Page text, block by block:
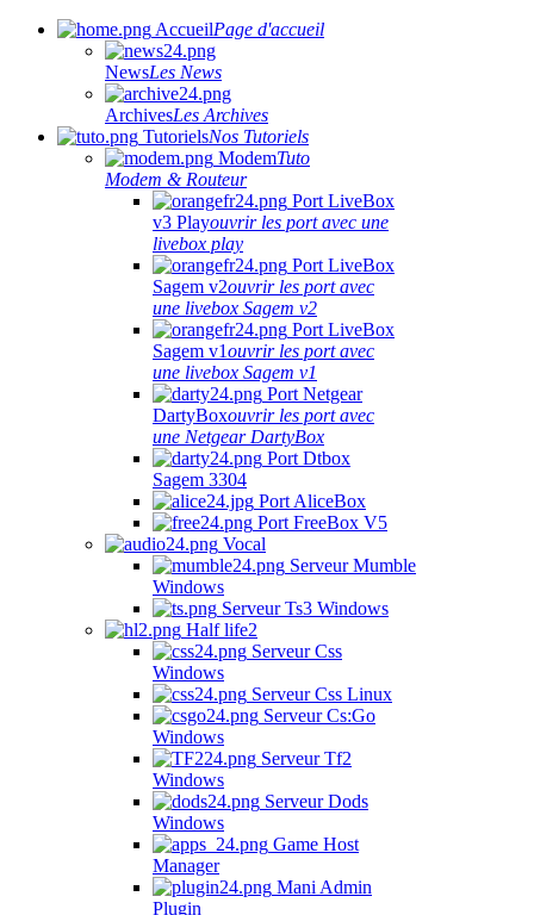
AccueilPage d'accueil
NewsLes News
ArchivesLes Archives
TutorielsNos Tutoriels
ModemTuto
Modem & Routeur
Port LiveBox
v3 Playouvrir les port avec une
livebox play
Port LiveBox
Sagem v2ouvrir les port avec
une livebox Sagem v2
Port LiveBox
Sagem v1ouvrir les port avec
une livebox Sagem v1
Port Netgear
DartyBoxouvrir les port avec
une Netgear DartyBox
Port Dtbox
Sagem 3304
Port AliceBox
Port FreeBox V5
Vocal
Serveur Mumble
Windows
Serveur Ts3 Windows
Half life2
Serveur Css
Windows
Serveur Css Linux
Serveur Cs:Go
Windows
Serveur Tf2
Windows
Serveur Dods
Windows
Game Host
Manager
Mani Admin
Plugin